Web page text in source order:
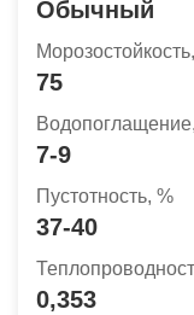
Обычный
75
7-9
Пустотность, %
37-40
0,353